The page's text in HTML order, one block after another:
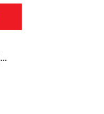
Okiko_ปลาเส้น ทาโร่ ขนมสุนัข (เนื้อปลา 100%) _รสออริจินอล150g.